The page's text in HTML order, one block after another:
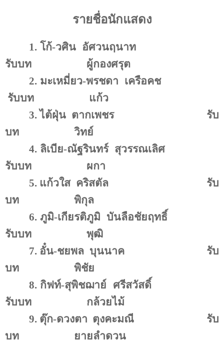
รายชื่อนักแสดง
1. โก้-วศิน อัศวนฤนาท
รับบท
ผู้กองศรุต
2. มะเหมี่ยว-พรชดา เครือคช
รับบท
แก้ว
3.ไต้ฝุ่น ตากเพชร
รับ
บท
วิทย์
4. ลิเบีย-ณัฐรินทร์ สุวรรณเลิศ
รับบท
ผกา
5. แก้วใส คริสตัล
รับ
บท
พิกุล
6.ภูมิ-เกียรติภูมิ บันลือชัยฤทธิ์
รับบท
พุฒิ
7. อั๋น-ชยพล บุนนาค
รับ
บท
พิชัย
8. กิฟท์-สุพิชฌาย์
ศรีสวัสดิ์
รับบท
กล้วยไม้
9. ตุ๊ก-ดวงตา ตุงคะมณี
รับ
บท
ยายลำดวน